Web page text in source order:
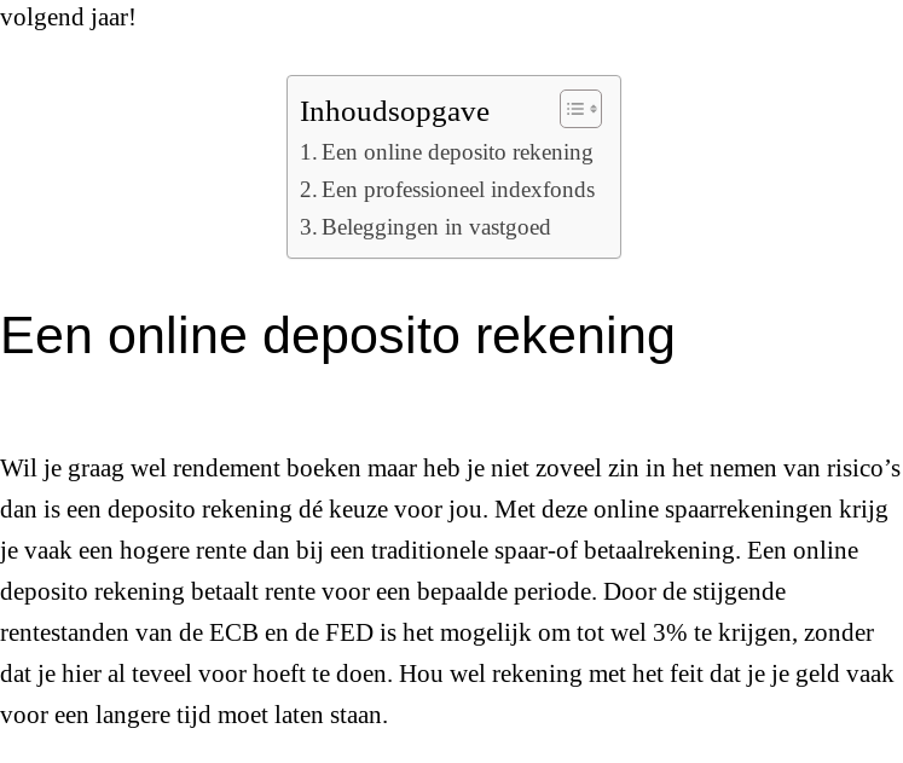
volgend jaar!
Inhoudsopgave
Een online deposito rekening
Een professioneel indexfonds
Beleggingen in vastgoed
Een online deposito rekening
Wil je graag wel rendement boeken maar heb je niet zoveel zin in het nemen van risico’s
dan is een deposito rekening dé keuze voor jou. Met deze online spaarrekeningen krijg
je vaak een hogere rente dan bij een traditionele spaar-of betaalrekening. Een online
deposito rekening betaalt rente voor een bepaalde periode. Door de stijgende
rentestanden van de ECB en de FED is het mogelijk om tot wel 3% te krijgen, zonder
dat je hier al teveel voor hoeft te doen. Hou wel rekening met het feit dat je je geld vaak
voor een langere tijd moet laten staan.